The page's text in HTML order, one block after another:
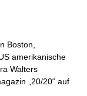
Boston,
amerikanische
Walters
„20/20“ auf